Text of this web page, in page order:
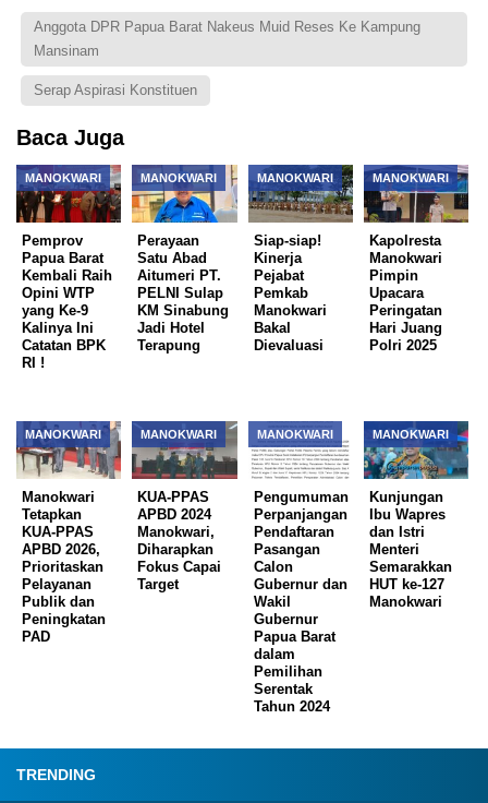
Anggota DPR Papua Barat Nakeus Muid Reses Ke Kampung
Mansinam
Serap Aspirasi Konstituen
Baca Juga
MANOKWARI
Pemprov
Papua Barat
Kembali Raih
Opini WTP
yang Ke-9
Kalinya Ini
Catatan BPK
RI !
MANOKWARI
Perayaan
Satu Abad
Aitumeri PT.
PELNI Sulap
KM Sinabung
Jadi Hotel
Terapung
MANOKWARI
Siap-siap!
Kinerja
Pejabat
Pemkab
Manokwari
Bakal
Dievaluasi
MANOKWARI
Kapolresta
Manokwari
Pimpin
Upacara
Peringatan
Hari Juang
Polri 2025
MANOKWARI
Manokwari
Tetapkan
KUA-PPAS
APBD 2026,
Prioritaskan
Pelayanan
Publik dan
Peningkatan
PAD
MANOKWARI
KUA-PPAS
APBD 2024
Manokwari,
Diharapkan
Fokus Capai
Target
MANOKWARI
Pengumuman
Perpanjangan
Pendaftaran
Pasangan
Calon
Gubernur dan
Wakil
Gubernur
Papua Barat
dalam
Pemilihan
Serentak
Tahun 2024
MANOKWARI
Kunjungan
Ibu Wapres
dan Istri
Menteri
Semarakkan
HUT ke-127
Manokwari
TRENDING